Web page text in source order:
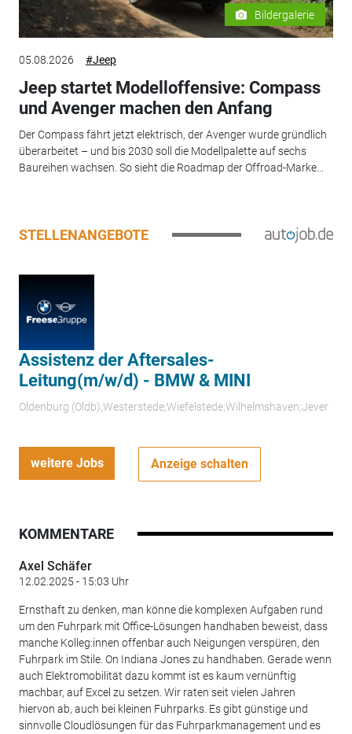
Bildergalerie
05.08.2026 #Jeep
Jeep startet Modelloffensive: Compass
und Avenger machen den Anfang
Der Compass fährt jetzt elektrisch, der Avenger wurde gründlich
überarbeitet – und bis 2030 soll die Modellpalette auf sechs
Baureihen wachsen. So sieht die Roadmap der Offroad-Marke...
STELLENANGEBOTE
Assistenz der Aftersales-
Leitung(m/w/d) - BMW & MINI
Oldenburg (Oldb);Westerstede;Wiefelstede;Wilhelmshaven;Jever
weitere Jobs Anzeige schalten
KOMMENTARE
Axel Schäfer
12.02.2025 - 15:03 Uhr
Ernsthaft zu denken, man könne die komplexen Aufgaben rund
um den Fuhrpark mit Office-Lösungen handhaben beweist, dass
manche Kolleg:innen offenbar auch Neigungen verspüren, den
Fuhrpark im Stile. On Indiana Jones zu handhaben. Gerade wenn
auch Elektromobilität dazu kommt ist es kaum vernünftig
machbar, auf Excel zu setzen. Wir raten seit vielen Jahren
hiervon ab, auch bei kleinen Fuhrparks. Es gibt günstige und
sinnvolle Cloudlösungen für das Fuhrparkmanagement und es